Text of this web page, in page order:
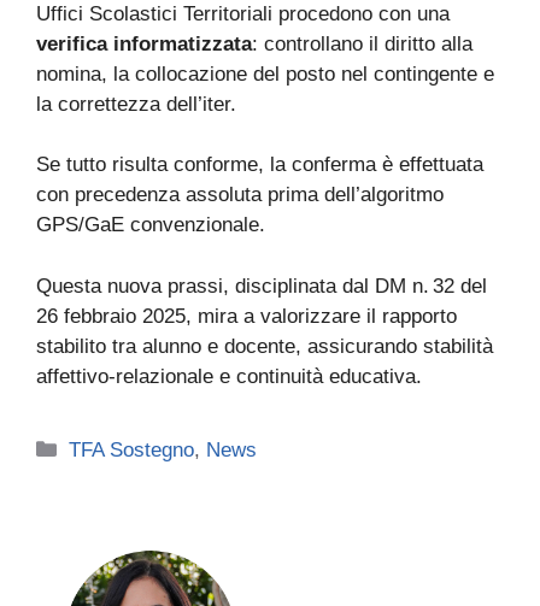
Uffici Scolastici Territoriali procedono con una
verifica informatizzata: controllano il diritto alla
nomina, la collocazione del posto nel contingente e
la correttezza dell’iter.
Se tutto risulta conforme, la conferma è effettuata
con precedenza assoluta prima dell’algoritmo
GPS/GaE convenzionale.
Questa nuova prassi, disciplinata dal DM n. 32 del
26 febbraio 2025, mira a valorizzare il rapporto
stabilito tra alunno e docente, assicurando stabilità
affettivo-relazionale e continuità educativa.
Categorie
TFA Sostegno, News